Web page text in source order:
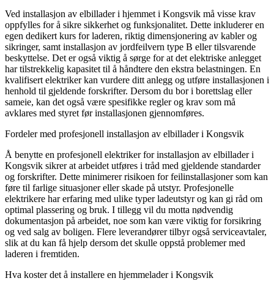
Ved installasjon av elbillader i hjemmet i Kongsvik må visse krav
oppfylles for å sikre sikkerhet og funksjonalitet. Dette inkluderer en
egen dedikert kurs for laderen, riktig dimensjonering av kabler og
sikringer, samt installasjon av jordfeilvern type B eller tilsvarende
beskyttelse. Det er også viktig å sørge for at det elektriske anlegget
har tilstrekkelig kapasitet til å håndtere den ekstra belastningen. En
kvalifisert elektriker kan vurdere ditt anlegg og utføre installasjonen i
henhold til gjeldende forskrifter. Dersom du bor i borettslag eller
sameie, kan det også være spesifikke regler og krav som må
avklares med styret før installasjonen gjennomføres.
Fordeler med profesjonell installasjon av elbillader i Kongsvik
Å benytte en profesjonell elektriker for installasjon av elbillader i
Kongsvik sikrer at arbeidet utføres i tråd med gjeldende standarder
og forskrifter. Dette minimerer risikoen for feilinstallasjoner som kan
føre til farlige situasjoner eller skade på utstyr. Profesjonelle
elektrikere har erfaring med ulike typer ladeutstyr og kan gi råd om
optimal plassering og bruk. I tillegg vil du motta nødvendig
dokumentasjon på arbeidet, noe som kan være viktig for forsikring
og ved salg av boligen. Flere leverandører tilbyr også serviceavtaler,
slik at du kan få hjelp dersom det skulle oppstå problemer med
laderen i fremtiden.
Hva koster det å installere en hjemmelader i Kongsvik